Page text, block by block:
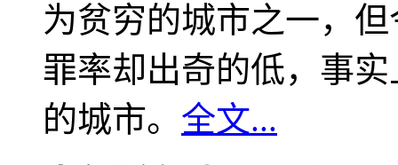
为贫穷的城市之一，
罪率却出奇的低，事
的城市。 全文...